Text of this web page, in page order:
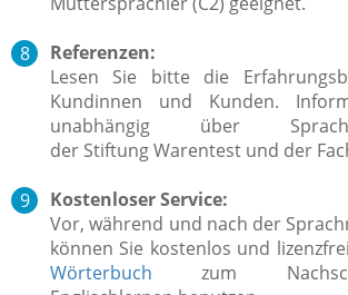
Referenzen:
Lesen Sie bitte die
Kundinnen und Kunden.
unabhängig über
der Stiftung Warentest und der
Kostenloser Service:
Vor, während und nach der
können Sie kostenlos und
Wörterbuch zum